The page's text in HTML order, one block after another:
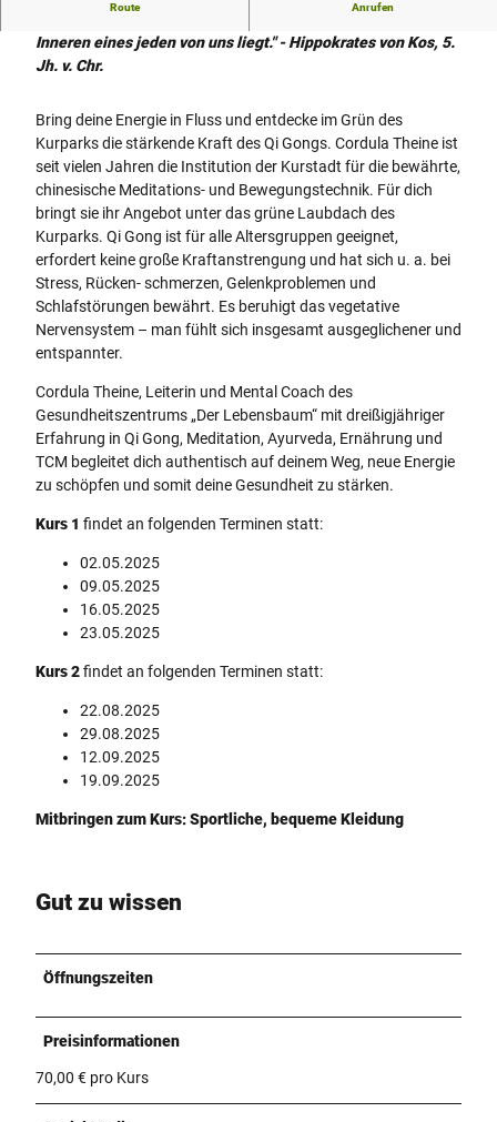
Route Anrufen
Inneren eines jeden von uns liegt." - Hippokrates von Kos, 5.
Jh. v. Chr.
Bring deine Energie in Fluss und entdecke im Grün des
Kurparks die stärkende Kraft des Qi Gongs. Cordula Theine ist
seit vielen Jahren die Institution der Kurstadt für die bewährte,
chinesische Meditations- und Bewegungstechnik. Für dich
bringt sie ihr Angebot unter das grüne Laubdach des
Kurparks. Qi Gong ist für alle Altersgruppen geeignet,
erfordert keine große Kraftanstrengung und hat sich u. a. bei
Stress, Rücken- schmerzen, Gelenkproblemen und
Schlafstörungen bewährt. Es beruhigt das vegetative
Nervensystem – man fühlt sich insgesamt ausgeglichener und
entspannter.
Cordula Theine, Leiterin und Mental Coach des
Gesundheitszentrums „Der Lebensbaum“ mit dreißigjähriger
Erfahrung in Qi Gong, Meditation, Ayurveda, Ernährung und
TCM begleitet dich authentisch auf deinem Weg, neue Energie
zu schöpfen und somit deine Gesundheit zu stärken.
Kurs 1 findet an folgenden Terminen statt:
02.05.2025
09.05.2025
16.05.2025
23.05.2025
Kurs 2findet an folgenden Terminen statt:
22.08.2025
29.08.2025
12.09.2025
19.09.2025
Mitbringen zum Kurs: Sportliche, bequeme Kleidung
Gut zu wissen
Öffnungszeiten
Preisinformationen
70,00 € pro Kurs